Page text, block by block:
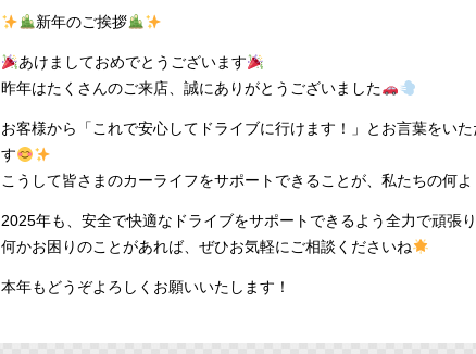
新年のご挨拶
あけましておめでとうございます
昨年はたくさんのご来店、誠にありがとうございました
お客様から「これで安心してドライブに行けます！」とお言葉をい
す
こうして皆さまのカーライフをサポートできることが、私たちの何よ
2025年も、安全で快適なドライブをサポートできるよう全力で頑張
何かお困りのことがあれば、ぜひお気軽にご相談くださいね
本年もどうぞよろしくお願いいたします！